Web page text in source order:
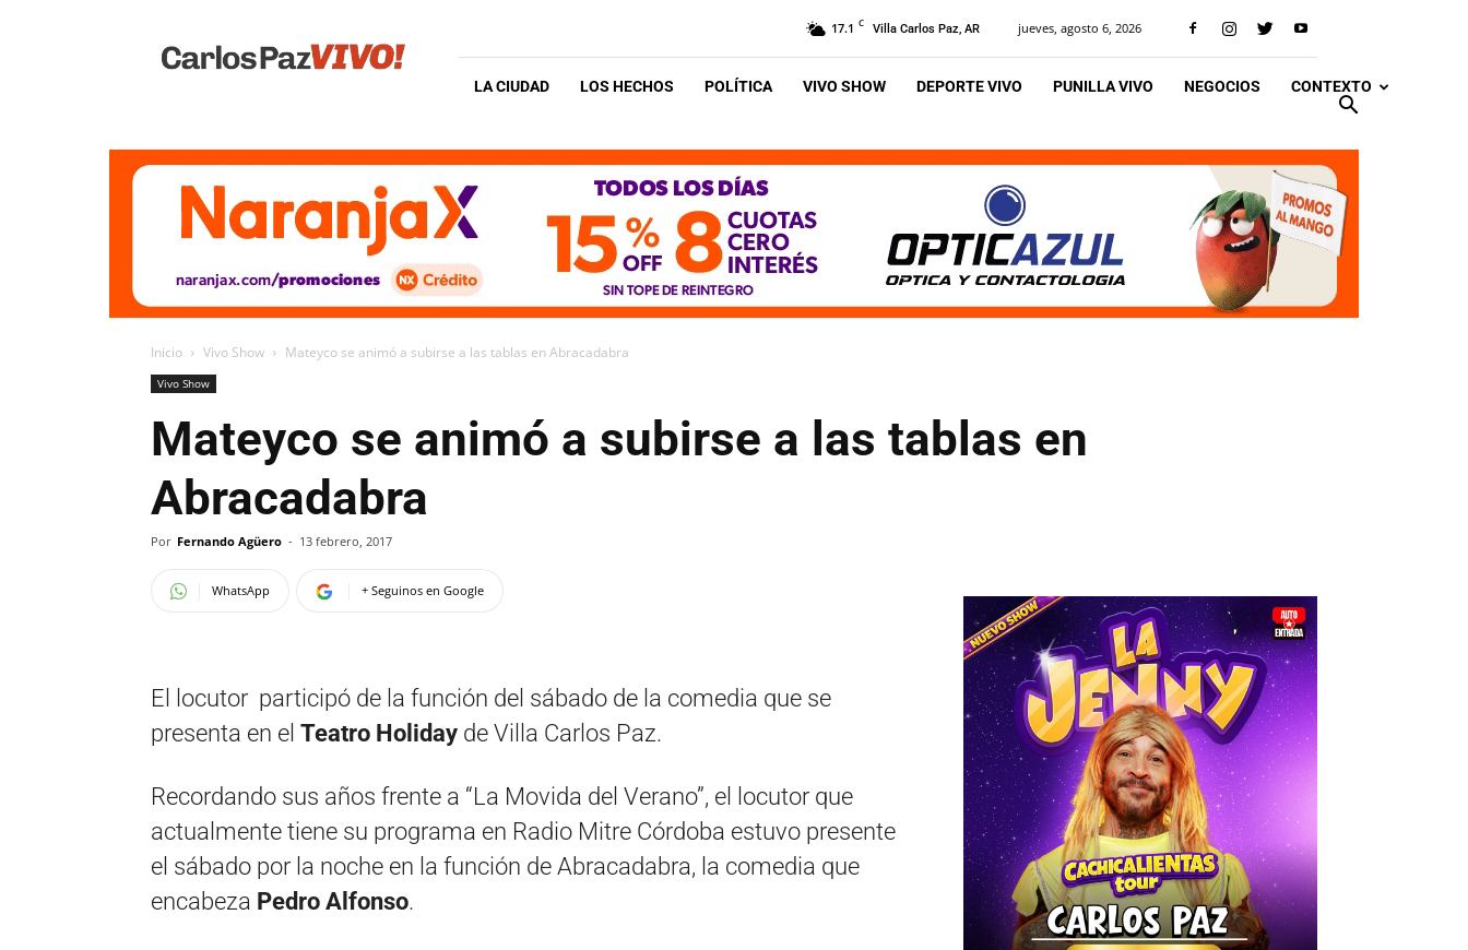
Vivo
17.1 C Villa Carlos Paz, AR jueves, agosto 6, 2026
LA CIUDAD LOS HECHOS POLÍTICA VIVO SHOW DEPORTE VIVO PUNILLA VIVO NEGOCIOS CONTEXTO
Inicio Vivo Show Mateyco se animó a subirse a las tablas en Abracadabra
Vivo Show
Mateyco se animó a subirse a las tablas en
Abracadabra
Por Fernando Agüero - 13 febrero, 2017
WhatsApp + Seguinos en Google
El locutor participó de la función del sábado de la comedia que se
presenta en el Teatro Holiday de Villa Carlos Paz.
Recordando sus años frente a “La Movida del Verano”, el locutor que
actualmente tiene su programa en Radio Mitre Córdoba estuvo presente
el sábado por la noche en la función de Abracadabra, la comedia que
encabeza Pedro Alfonso.